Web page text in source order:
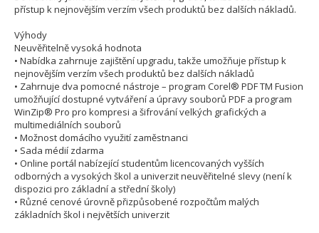
přístup k nejnovějším verzím všech produktů bez dalších nákladů.
Výhody
Neuvěřitelně vysoká hodnota
• Nabídka zahrnuje zajištění upgradu, takže umožňuje přístup k
nejnovějším verzím všech produktů bez dalších nákladů
• Zahrnuje dva pomocné nástroje – program Corel® PDF TM Fusion
umožňující dostupné vytváření a úpravy souborů PDF a program
WinZip® Pro pro kompresi a šifrování velkých grafických a
multimediálních souborů
• Možnost domácího využití zaměstnanci
• Sada médií zdarma
• Online portál nabízející studentům licencovaných vyšších
odborných a vysokých škol a univerzit neuvěřitelné slevy (není k
dispozici pro základní a střední školy)
• Různé cenové úrovně přizpůsobené rozpočtům malých
základních škol i největších univerzit